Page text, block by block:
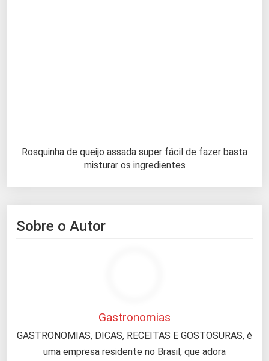
Rosquinha de queijo assada super fácil de fazer basta
misturar os ingredientes
Sobre o Autor
Gastronomias
GASTRONOMIAS, DICAS, RECEITAS E GOSTOSURAS, é
uma empresa residente no Brasil, que adora